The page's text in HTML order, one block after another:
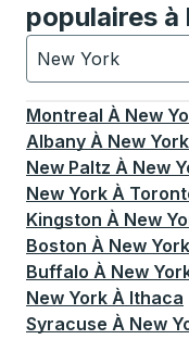
populaires
New York
Actuellement
Montreal À New
Albany À New York
New Paltz À New
New York À
Kingston À New
Boston À New York
Buffalo À New
New York À Ithaca
Syracuse À New